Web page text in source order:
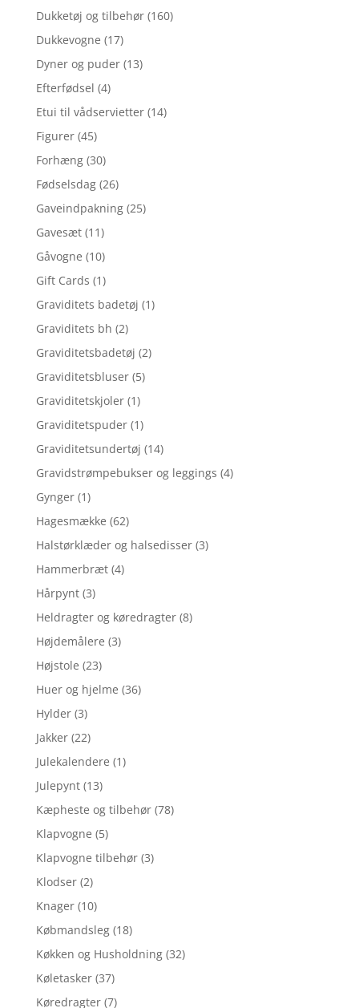
Dukketøj og tilbehør (160)
Dukkevogne (17)
Dyner og puder (13)
Efterfødsel (4)
Etui til vådservietter (14)
Figurer (45)
Forhæng (30)
Fødselsdag (26)
Gaveindpakning (25)
Gavesæt (11)
Gåvogne (10)
Gift Cards (1)
Graviditets badetøj (1)
Graviditets bh (2)
Graviditetsbadetøj (2)
Graviditetsbluser (5)
Graviditetskjoler (1)
Graviditetspuder (1)
Graviditetsundertøj (14)
Gravidstrømpebukser og leggings (4)
Gynger (1)
Hagesmække (62)
Halstørklæder og halsedisser (3)
Hammerbræt (4)
Hårpynt (3)
Heldragter og køredragter (8)
Højdemålere (3)
Højstole (23)
Huer og hjelme (36)
Hylder (3)
Jakker (22)
Julekalendere (1)
Julepynt (13)
Kæpheste og tilbehør (78)
Klapvogne (5)
Klapvogne tilbehør (3)
Klodser (2)
Knager (10)
Købmandsleg (18)
Køkken og Husholdning (32)
Køletasker (37)
Køredragter (7)